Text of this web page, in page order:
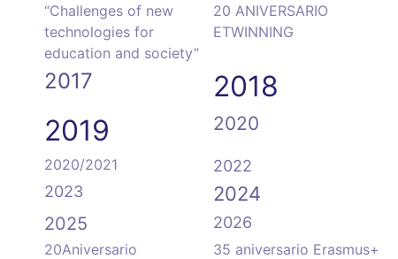
“Challenges of new
technologies for
education and society”
20 ANIVERSARIO
ETWINNING
2017
2018
2019
2020
2020/2021
2022
2023
2024
2025 2026
20Aniversario
35 aniversario Erasmus+